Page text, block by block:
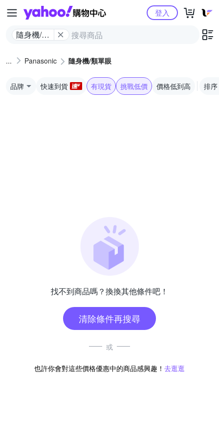
Yahoo購物中心
隨身機/類
登入
Panasonic 隨身機/類單眼
品牌 快速到貨 有現貨 挑戰低價 價格低到高 排序
找不到商品嗎？換換其他條件吧！
清除條件再搜尋
或
也許你會對這些價格優惠中的商品感興趣！ 去逛逛